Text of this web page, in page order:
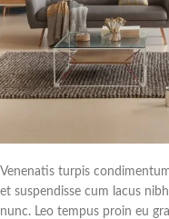
Venenatis turpis
et suspendisse cum lacus
nunc. Leo tempus proin eu